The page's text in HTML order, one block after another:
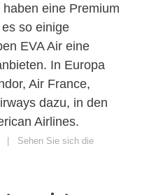
eine Premium
so einige
EVA Air eine
In Europa
Air France,
dazu, in den
Airlines.
| Sehen Sie sich die